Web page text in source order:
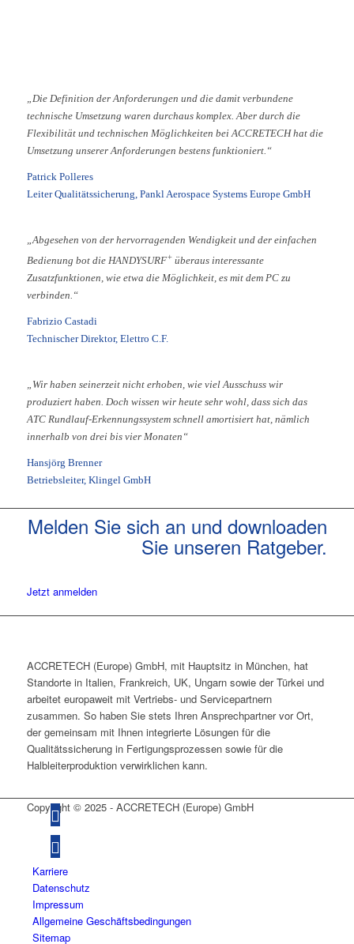
„Die Definition der Anforderungen und die damit verbundene
technische Umsetzung waren durchaus komplex. Aber durch die
Flexibilität und technischen Möglichkeiten bei ACCRETECH hat die
Umsetzung unserer Anforderungen bestens funktioniert.“
Patrick Polleres
Leiter Qualitätssicherung, Pankl Aerospace Systems Europe GmbH
„Abgesehen von der hervorragenden Wendigkeit und der einfachen
Bedienung bot die HANDYSURF+ überaus interessante
Zusatzfunktionen, wie etwa die Möglichkeit, es mit dem PC zu
verbinden.“
Fabrizio Castadi
Technischer Direktor, Elettro C.F.
„Wir haben seinerzeit nicht erhoben, wie viel Ausschuss wir
produziert haben. Doch wissen wir heute sehr wohl, dass sich das
ATC Rundlauf-Erkennungssystem schnell amortisiert hat, nämlich
innerhalb von drei bis vier Monaten“
Hansjörg Brenner
Betriebsleiter, Klingel GmbH
Melden Sie sich an und downloaden
Sie unseren Ratgeber.
Jetzt anmelden
ACCRETECH (Europe) GmbH, mit Hauptsitz in München, hat
Standorte in Italien, Frankreich, UK, Ungarn sowie der Türkei und
arbeitet europaweit mit Vertriebs- und Servicepartnern
zusammen. So haben Sie stets Ihren Ansprechpartner vor Ort,
der gemeinsam mit Ihnen integrierte Lösungen für die
Qualitätssicherung in Fertigungsprozessen sowie für die
Halbleiterproduktion verwirklichen kann.
Copyright © 2025 - ACCRETECH (Europe) GmbH
Karriere
Datenschutz
Impressum
Allgemeine Geschäftsbedingungen
Sitemap